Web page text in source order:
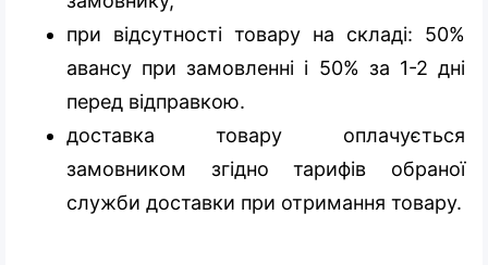
при відсутності товару на складі: 50%
авансу при замовленні і 50% за 1-2 дні
перед відправкою.
доставка товару оплачується
замовником згідно тарифів обраної
служби доставки при отримання товару.